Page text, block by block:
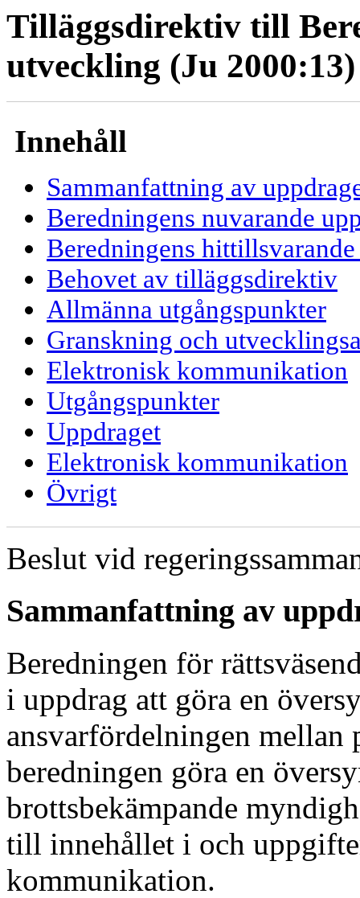
Tilläggsdirektiv till
utveckling (Ju 2000:13)
Innehåll
Sammanfattning av
Beredningens nuvarande
Beredningens hittillsvarande
Behovet av tilläggsdirektiv
Allmänna utgångspunkter
Granskning och
Elektronisk kommunikation
Utgångspunkter
Uppdraget
Elektronisk kommunikation
Övrigt
Beslut vid
Sammanfattning av
Beredningen för
i uppdrag att göra en
ansvarfördelningen mellan
beredningen göra en
brottsbekämpande
till innehållet i och
kommunikation.